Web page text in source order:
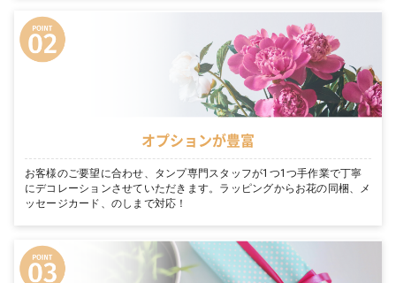
オプションが豊富
お客様のご要望に合わせ、タンプ専門スタッフが1つ1つ手作業で丁寧
にデコレーションさせていただきます。ラッピングからお花の同梱、メ
ッセージカード、のしまで対応！